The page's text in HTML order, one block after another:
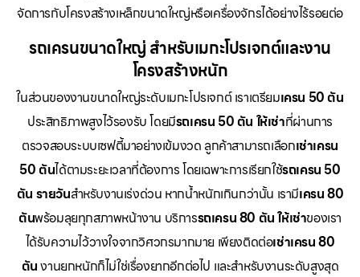
จัดการกับโครงสร้างเหล็กขนาดใหญ่หรือเครื่องจักรได้อย่างไร้รอยต่อ
รถเครนขนาดใหญ่ สำหรับเมกะโปรเจกต์และงาน
โครงสร้างหนัก
ในส่วนของงานขนาดใหญ่ระดับเมกะโปรเจกต์ เราเตรียมเครน 50 ตัน
ประสิทธิภาพสูงไว้รองรับ โดยมีรถเครน 50 ตัน ให้เช่าที่ผ่านการ
ตรวจสอบระบบเซฟตี้มาอย่างเข้มงวด ลูกค้าสามารถเลือกเช่าเครน
50 ตันได้ตามระยะเวลาที่ต้องการ โดยเฉพาะการเรียกใช้รถเครน 50
ตัน รายวันสำหรับงานเร่งด่วน หากน้ำหนักเกินกว่านั้น เรามีเครน 80
ตันพร้อมลุยทุกสภาพหน้างาน บริการรถเครน 80 ตัน ให้เช่าของเรา
ได้รับความไว้วางใจจากวิศวกรมากมาย เพียงติดต่อเช่าเครน 80
ตันงานยกหนักก็ไม่ใช่เรื่องยากอีกต่อไป และสำหรับงานระดับสูงสุด